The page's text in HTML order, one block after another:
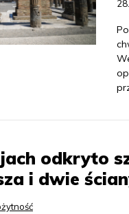
odkryto
i dwie